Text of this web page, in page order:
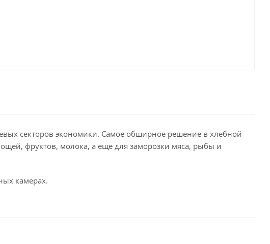
секторов экономики. Самое обширное решение в хлебной
фруктов, молока, а еще для заморозки мяса, рыбы и
камерах.